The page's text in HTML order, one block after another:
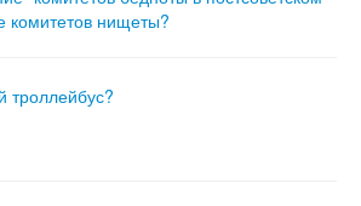
комитетов нищеты?
троллейбус?